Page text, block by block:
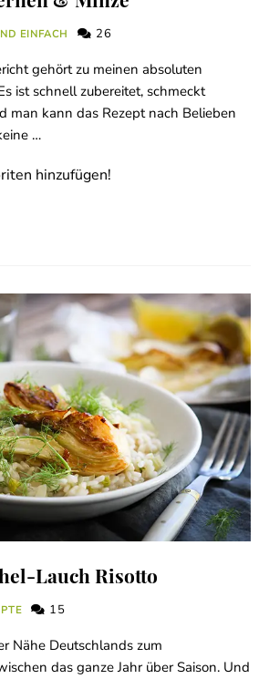
EINFACH 26
gehört zu meinen absoluten
ist schnell zubereitet, schmeckt
man kann das Rezept nach Belieben
…
hinzufügen!
Lauch Risotto
15
Nähe Deutschlands zum
das ganze Jahr über Saison. Und